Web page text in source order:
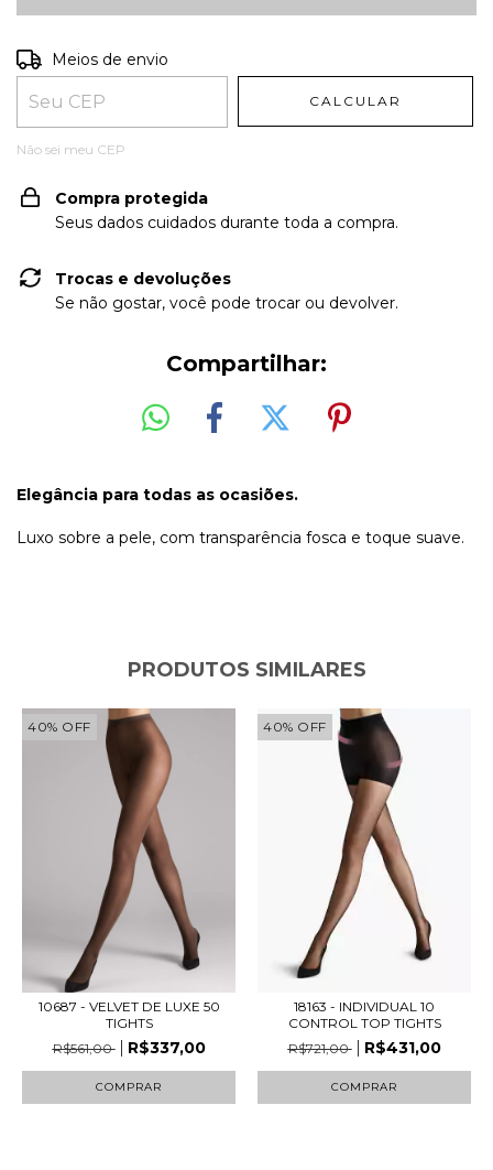
Entregas para o CEP:
Meios de envio
CALCULAR
Não sei meu CEP
Compra protegida
Seus dados cuidados durante toda a compra.
Trocas e devoluções
Se não gostar, você pode trocar ou devolver.
Compartilhar:
Elegância para todas as ocasiões.
Luxo sobre a pele, com transparência fosca e toque suave.
PRODUTOS SIMILARES
40% OFF
10687 - VELVET DE LUXE 50
TIGHTS
R$561,00
R$337,00
COMPRAR
40% OFF
18163 - INDIVIDUAL 10
CONTROL TOP TIGHTS
R$721,00
R$431,00
COMPRAR